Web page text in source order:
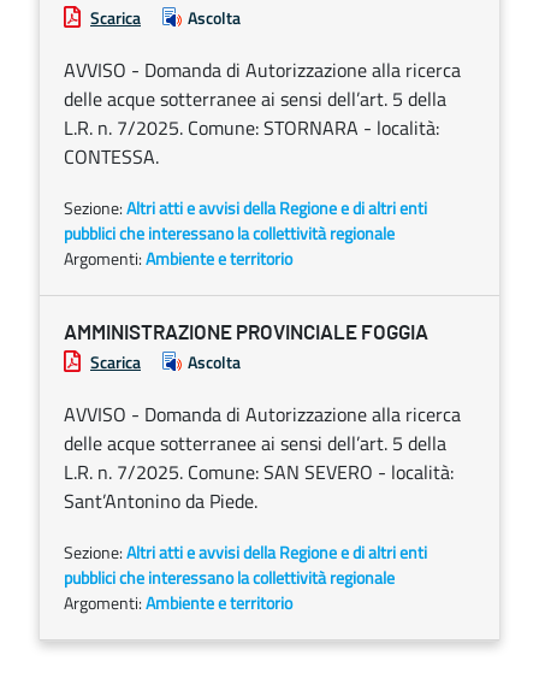
Scarica Ascolta
AVVISO - Domanda di Autorizzazione alla ricerca
delle acque sotterranee ai sensi dell’art. 5 della
L.R. n. 7/2025. Comune: STORNARA - località:
CONTESSA.
Sezione:Altri atti e avvisi della Regione e di altri enti
pubblici che interessano la collettività regionale
Argomenti:Ambiente e territorio
AMMINISTRAZIONE PROVINCIALE FOGGIA
Scarica Ascolta
AVVISO - Domanda di Autorizzazione alla ricerca
delle acque sotterranee ai sensi dell’art. 5 della
L.R. n. 7/2025. Comune: SAN SEVERO - località:
Sant’Antonino da Piede.
Sezione:Altri atti e avvisi della Regione e di altri enti
pubblici che interessano la collettività regionale
Argomenti:Ambiente e territorio